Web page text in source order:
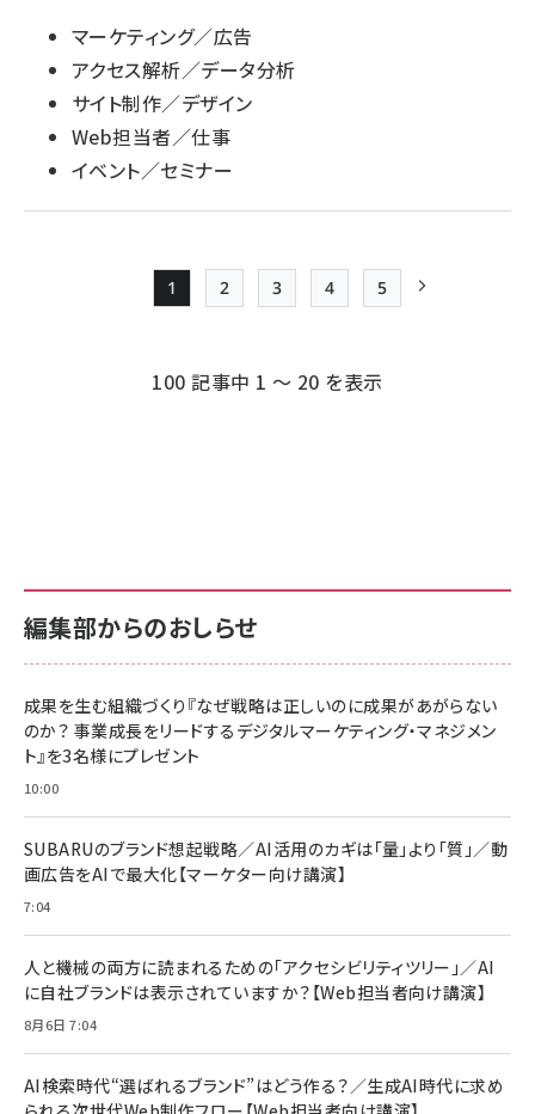
マーケティング／広告
アクセス解析／データ分析
サイト制作／デザイン
Web担当者／仕事
イベント／セミナー
ジ
Page
1
Page
2
Page
3
Page
4
Page
5
100 記事中 1 ～ 20 を表示
編集部からのおしらせ
成果を生む組織づくり『なぜ戦略は正しいのに成果があがらない
のか？ 事業成長をリードするデジタルマーケティング・マネジメン
ト』を3名様にプレゼント
10:00
SUBARUのブランド想起戦略／AI活用のカギは「量」より「質」／動
画広告をAIで最大化【マーケター向け講演】
7:04
人と機械の両方に読まれるための「アクセシビリティツリー」／AI
に自社ブランドは表示されていますか？【Web担当者向け講演】
8月6日 7:04
AI検索時代“選ばれるブランド”はどう作る？／生成AI時代に求め